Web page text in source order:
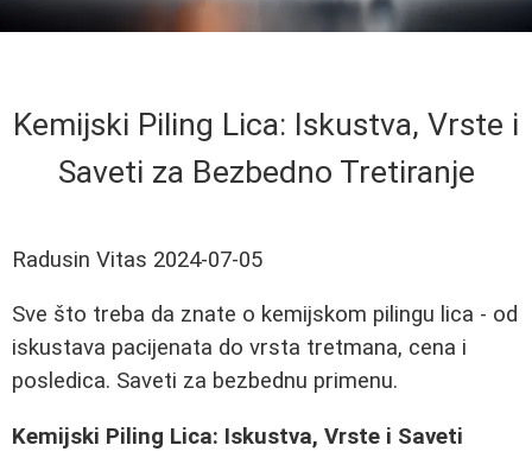
Kemijski Piling Lica: Iskustva, Vrste i
Saveti za Bezbedno Tretiranje
Radusin Vitas 2024-07-05
Sve što treba da znate o kemijskom pilingu lica - od
iskustava pacijenata do vrsta tretmana, cena i
posledica. Saveti za bezbednu primenu.
Kemijski Piling Lica: Iskustva, Vrste i Saveti